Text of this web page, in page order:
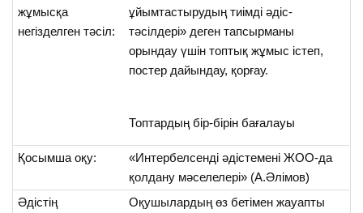
жұмысқа
негізделген тәсіл:
ұйымтастырудың тиімді әдіс-
тәсілдері» деген тапсырманы
орындау үшін топтық жұмыс істеп,
постер дайындау, қорғау.
Топтардың бір-бірін бағалауы
Қосымша оқу:
«Интербелсенді әдістемені ЖОО-да
қолдану мәселелері» (А.Әлімов)
Әдістің
Оқушылардың өз бетімен жауапты